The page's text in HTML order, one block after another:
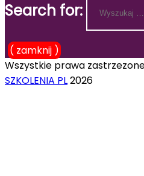
Search for:
( zamknij )
Wszystkie prawa
SZKOLENIA PL2026